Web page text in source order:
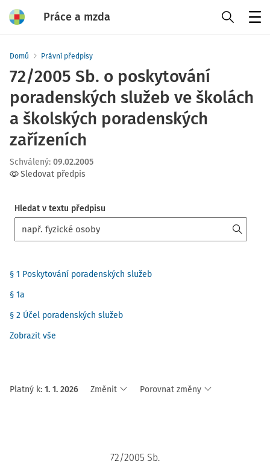
Práce a mzda
Domů Právní předpisy
72/2005 Sb. o poskytování
poradenských služeb ve školách
a školských poradenských
zařízeních
Schválený: 09.02.2005
Sledovat předpis
Hledat v textu předpisu
§ 1 Poskytování poradenských služeb
§ 1a
§ 2 Účel poradenských služeb
Zobrazit vše
Platný k: 1. 1. 2026 Změnit Porovnat změny
72/2005 Sb.